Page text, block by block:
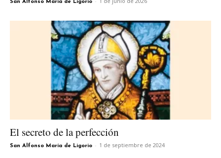
San Alfonso María de Ligorio
El secreto de la perfección
San Alfonso María de Ligorio - 1 de septiembre de 2024